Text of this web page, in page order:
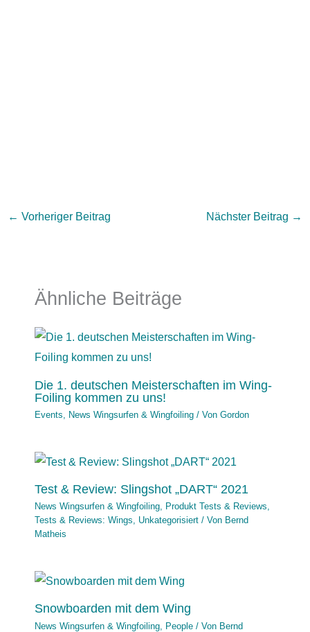
← Vorheriger Beitrag Nächster Beitrag →
Ähnliche Beiträge
Die 1. deutschen Meisterschaften im Wing-
Foiling kommen zu uns!
Events News Wingsurfen & Wingfoiling/ Von Gordon
Test & Review: Slingshot „DART“ 2021
News Wingsurfen & Wingfoiling, Produkt Tests & Reviews,
Tests & Reviews: Wings, Unkategorisiert/ Von Bernd
Matheis
Snowboarden mit dem Wing
News Wingsurfen & Wingfoiling, People/ Von Bernd